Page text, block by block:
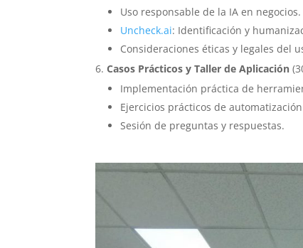
Uso responsable de la IA en negocios.
Uncheck.ai: Identificación y
Consideraciones éticas y legales del
Casos Prácticos y Taller de Aplicación
Implementación práctica de
Ejercicios prácticos de
Sesión de preguntas y respuestas.